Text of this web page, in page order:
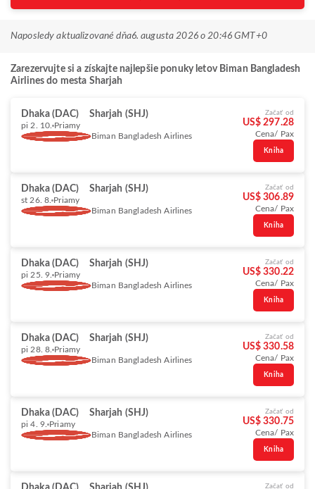
Naposledy aktualizované dňa6. augusta 2026 o 20:46 GMT+0
Zarezervujte si a získajte najlepšie ponuky letov Biman Bangladesh
Airlines do mesta Sharjah
Dhaka (DAC) Sharjah (SHJ)
pi 2. 10. Priamy
Biman Bangladesh Airlines
Začať od
US$ 297.28
Cena/ Pax
Kniha
Dhaka (DAC) Sharjah (SHJ)
st 26. 8. Priamy
Biman Bangladesh Airlines
Začať od
US$ 306.89
Cena/ Pax
Kniha
Dhaka (DAC) Sharjah (SHJ)
pi 25. 9. Priamy
Biman Bangladesh Airlines
Začať od
US$ 330.22
Cena/ Pax
Kniha
Dhaka (DAC) Sharjah (SHJ)
pi 28. 8. Priamy
Biman Bangladesh Airlines
Začať od
US$ 330.58
Cena/ Pax
Kniha
Dhaka (DAC) Sharjah (SHJ)
pi 4. 9. Priamy
Biman Bangladesh Airlines
Začať od
US$ 330.75
Cena/ Pax
Kniha
Začať od